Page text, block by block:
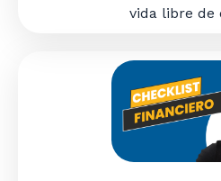
vida libre de